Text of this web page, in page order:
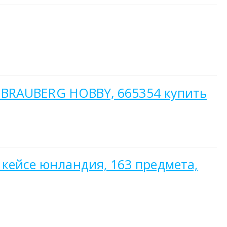
HOBBY, 665354 купить
юнландия, 163 предмета,